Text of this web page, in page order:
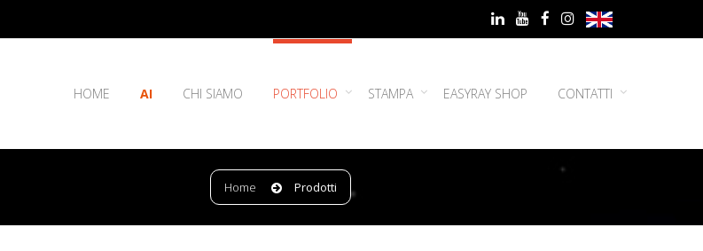
HOME AI CHI SIAMO PORTFOLIO STAMPA EASYRAY SHOP CONTATTI
Home Prodotti
Delivery